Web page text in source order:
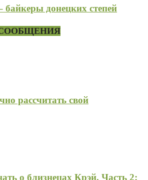
донецких степей
рассчитать свой
о близнецах Крэй. Часть 2: